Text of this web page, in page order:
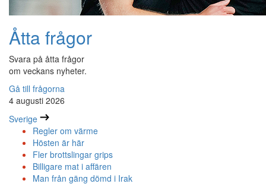
Åtta frågor
Svara på åtta frågor
om veckans nyheter.
Gå till frågorna
4 augusti 2026
Sverige
Regler om värme
Hösten är här
Fler brottslingar grips
Billigare mat i affären
Man från gäng dömd i Irak